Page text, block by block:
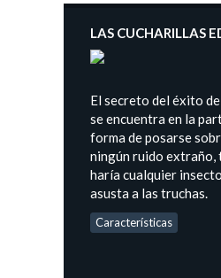
LAS CUCHARILLAS
El secreto del éxito
se encuentra en la
forma de posarse
ningún ruido extraño,
haría cualquier
asusta a las truchas.
Características